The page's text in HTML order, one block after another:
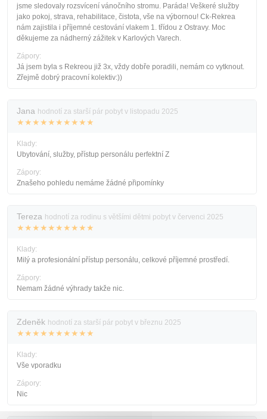
jsme sledovaly rozsvícení vánočního stromu. Paráda! Veškeré služby
jako pokoj, strava, rehabilitace, čistota, vše na výbornou! Ck-Rekrea
nám zajistila i příjemné cestování vlakem 1. třídou z Ostravy. Moc
děkujeme za nádherný zážitek v Karlových Varech.
Zápory:
Já jsem byla s Rekreou již 3x, vždy dobře poradili, nemám co vytknout.
Zřejmě dobrý pracovní kolektiv:))
Jana hodnotí za starší pár pobyt v listopadu 2025
★★★★★★★★★★
Klady:
Ubytování, služby, přístup personálu perfektní Z
Zápory:
Znašeho pohledu nemáme žádné připomínky
Tereza hodnotí za rodinu s většími dětmi pobyt v červenci 2025
★★★★★★★★★★
Klady:
Milý a profesionální přístup personálu, celkové příjemné prostředí.
Zápory:
Nemam žádné výhrady takže nic.
Zdeněk hodnotí za starší pár pobyt v březnu 2025
★★★★★★★★★★
Klady:
Vše vporadku
Zápory:
Nic